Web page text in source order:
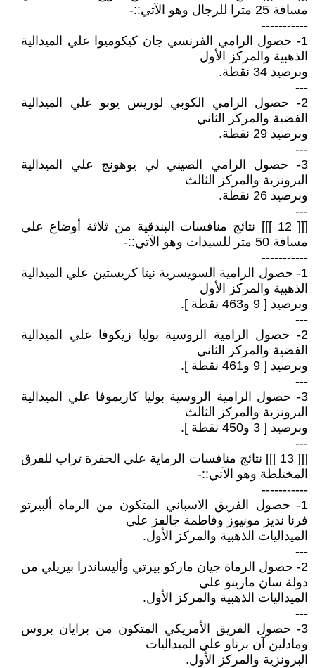
مسافة 25 مترا للرجال وهو الآتي::-
-----------
1- حصول الرامي الفرنسي جان كيكوميوا علي الميدالية
الذهبية والمركز الأول
وبرصيد 34 نقطة.
---
2- حصول الرامي الكوبي لوريس يوبو علي الميدالية
الفضية والمركز الثاني
وبرصيد 29 نقطة.
---
3- حصول الرامي الصيني لي يوهونج علي الميدالية
البرونزية والمركز الثالث
وبرصيد 26 نقطة.
---
[[[ 12 ]]] نتائج منافسات البندقية من ثلاثة أوضاع علي
مسافة 50 متر للسيدات وهو الآتي::-
-----------
1- حصول الرامية السويسرية نيتا كريستين علي الميدالية
الذهبية والمركز الأول
وبرصيد [ 9 و463 نقطة ].
---
2- حصول الرامية الروسية بوليا زيكوفا علي الميدالية
الفضية والمركز الثاني
وبرصيد [ 9 و461 نقطة ].
---
3- حصول الرامية الروسية بوليا كاريموفا علي الميدالية
البرونزية والمركز الثالث
وبرصيد [ 3 و450 نقطة ].
---
[[[ 13 ]]] نتائج منافسات الرماية علي الحفرة تراب للفرق
المختلطة وهو الآتي::-
-----------
1- حصول الفريق الاسباني المتكون من الرماة ألبيرتو
فرنا نديز مونيوز وفاطمة جالفز علي
الميداليات الذهبية والمركز الأول.
---
2- حصول الرماة جيان ماركو بيرتي وأليساندرا بيريلي من
دولة سان مارينو علي
الميداليات الذهبية والمركز الأول.
---
3- حصول الفريق الأمريكي المتكون من برايان بروس
ومادلين آن برناو علي الميداليات
البرونزية والمركز الأول.